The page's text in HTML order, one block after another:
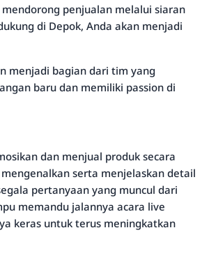
penjualan melalui siaran
di Depok, Anda akan menjadi
menjadi bagian dari tim yang
baru dan memiliki passion di
dan menjual produk secara
serta menjelaskan detail
pertanyaan yang muncul dari
memandu jalannya acara live
keras untuk terus meningkatkan